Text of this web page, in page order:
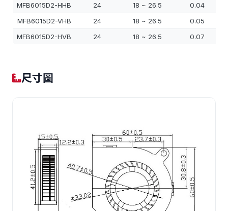
MFB6015D2-HHB 24 18 ~ 26.5
0.04
MFB6015D2-VHB
24 18 ~ 26.5
0.05
MFB6015D2-HVB
24 18 ~ 26.5 0.07
尺寸圖